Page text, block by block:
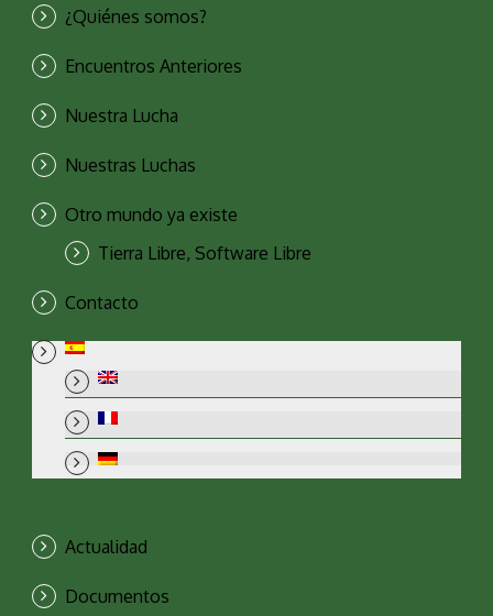
¿Quiénes somos?
Encuentros Anteriores
Nuestra Lucha
Nuestras Luchas
Otro mundo ya existe
Tierra Libre, Software Libre
Contacto
Actualidad
Documentos